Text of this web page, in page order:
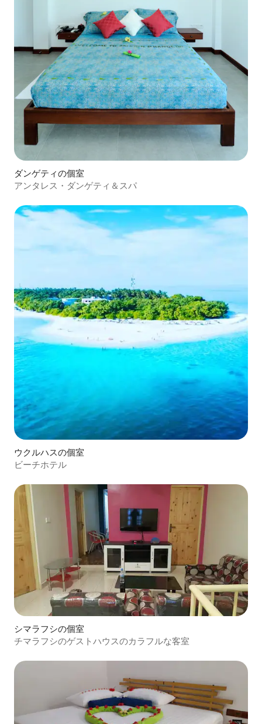
ダンゲティの個室
アンタレス・ダンゲティ＆スパ
ウクルハスの個室
ビーチホテル
シマラフシの個室
チマラフシのゲストハウスのカラフルな客室